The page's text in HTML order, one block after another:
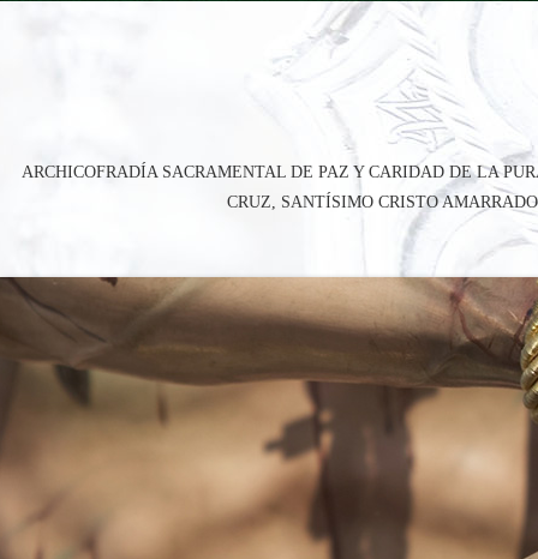
ARCHICOFRADÍA SACRAMENTAL DE PAZ Y CARIDAD DE LA
CRUZ, SANTÍSIMO CRISTO